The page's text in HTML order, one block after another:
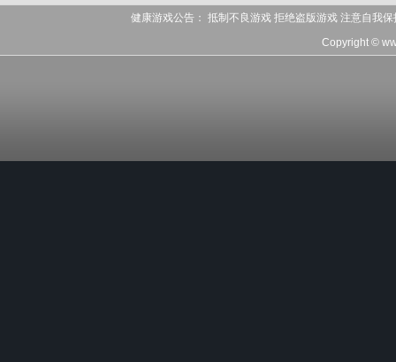
健康游戏公告： 抵制不良游戏 拒绝盗版游戏 注意自我
Copyright ©